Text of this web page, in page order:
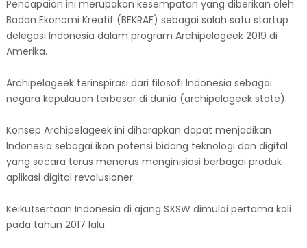
Pencapaian ini merupakan kesempatan yang diberikan oleh
Badan Ekonomi Kreatif (BEKRAF) sebagai salah satu startup
delegasi Indonesia dalam program Archipelageek 2019 di
Amerika.
Archipelageek terinspirasi dari filosofi Indonesia sebagai
negara kepulauan terbesar di dunia (archipelageek state).
Konsep Archipelageek ini diharapkan dapat menjadikan
Indonesia sebagai ikon potensi bidang teknologi dan digital
yang secara terus menerus menginisiasi berbagai produk
aplikasi digital revolusioner.
Keikutsertaan Indonesia di ajang SXSW dimulai pertama kali
pada tahun 2017 lalu.